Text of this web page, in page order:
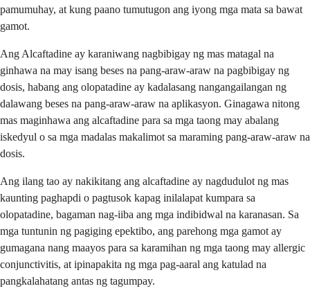
pamumuhay, at kung paano tumutugon ang iyong mga mata sa bawat
gamot.
Ang Alcaftadine ay karaniwang nagbibigay ng mas matagal na
ginhawa na may isang beses na pang-araw-araw na pagbibigay ng
dosis, habang ang olopatadine ay kadalasang nangangailangan ng
dalawang beses na pang-araw-araw na aplikasyon. Ginagawa nitong
mas maginhawa ang alcaftadine para sa mga taong may abalang
iskedyul o sa mga madalas makalimot sa maraming pang-araw-araw na
dosis.
Ang ilang tao ay nakikitang ang alcaftadine ay nagdudulot ng mas
kaunting paghapdi o pagtusok kapag inilalapat kumpara sa
olopatadine, bagaman nag-iiba ang mga indibidwal na karanasan. Sa
mga tuntunin ng pagiging epektibo, ang parehong mga gamot ay
gumagana nang maayos para sa karamihan ng mga taong may allergic
conjunctivitis, at ipinapakita ng mga pag-aaral ang katulad na
pangkalahatang antas ng tagumpay.